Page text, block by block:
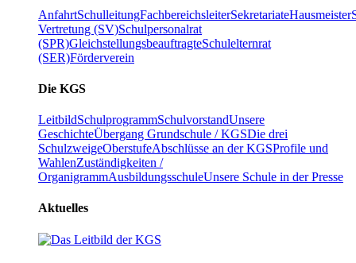
AnfahrtSchulleitungFachbereichsleiterSekretariateHausmeister
Vertretung (SV)Schulpersonalrat
(SPR)GleichstellungsbeauftragteSchulelternrat
(SER)Förderverein
Die KGS
LeitbildSchulprogrammSchulvorstandUnsere
GeschichteÜbergang Grundschule / KGSDie drei
SchulzweigeOberstufeAbschlüsse an der KGSProfile und
WahlenZuständigkeiten /
OrganigrammAusbildungsschuleUnsere Schule in der Presse
Aktuelles